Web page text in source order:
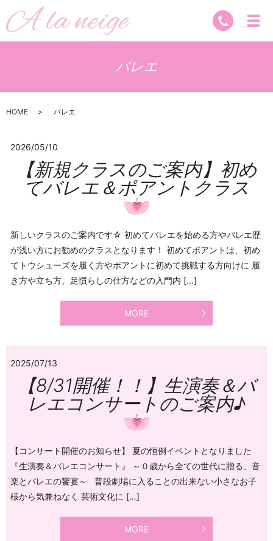
バレエ
HOME バレエ
2026/05/10
【新規クラスのご案内】初め
てバレエ＆ポアントクラス
新しいクラスのご案内です☆ 初めてバレエを始める方やバレエ歴
が浅い方にお勧めのクラスとなります！ 初めてポアントは、初め
てトウシューズを履く方やポアントに初めて挑戦する方向けに 履
き方や立ち方、足慣らしの仕方などの入門内 […]
MORE
2025/07/13
【8/31開催！！】生演奏＆バ
レエコンサートのご案内♪
【コンサート開催のお知らせ】 夏の恒例イベントとなりました
『生演奏＆バレエコンサート』 ～０歳から全ての世代に贈る、音
楽とバレエの饗宴～ 普段劇場に入ることの出来ない小さなお子
様から気兼ねなく 芸術文化に […]
MORE